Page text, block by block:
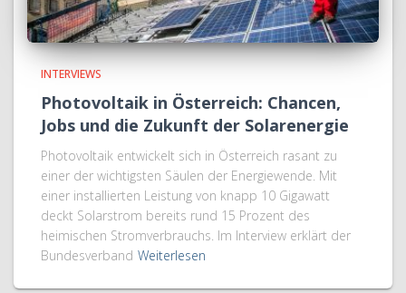
INTERVIEWS
Photovoltaik in Österreich: Chancen,
Jobs und die Zukunft der Solarenergie
Photovoltaik entwickelt sich in Österreich rasant zu
einer der wichtigsten Säulen der Energiewende. Mit
einer installierten Leistung von knapp 10 Gigawatt
deckt Solarstrom bereits rund 15 Prozent des
heimischen Stromverbrauchs. Im Interview erklärt der
Bundesverband Weiterlesen